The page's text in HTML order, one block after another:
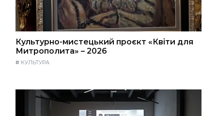
Культурно-мистецький проєкт «Квіти для
Митрополита» – 2026
# КУЛЬТУРА